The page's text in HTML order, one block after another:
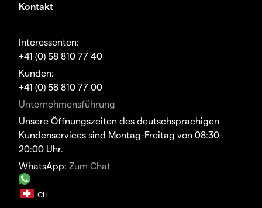
Kontakt
Interessenten:
+41 (0) 58 810 77 40
Kunden:
+41 (0) 58 810 77 00
Unternehmensführung
Unsere Öffnungszeiten des deutschsprachigen
Kundenservices sind Montag-Freitag von 08:30-
20:00 Uhr.
WhatsApp: Zum Chat